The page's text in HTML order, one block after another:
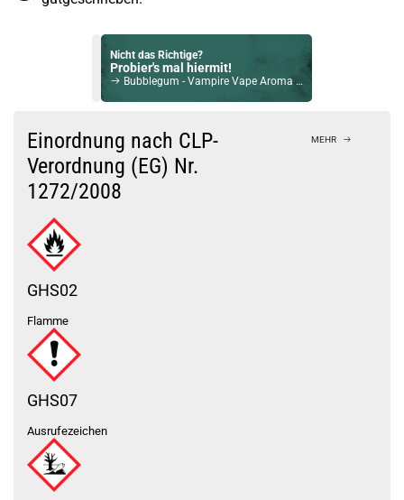
Nicht das Richtige?
Probier's mal hiermit!
Bubblegum - Vampire Vape Aroma 30ml
Check das mal!
Glazed Popcorn 12ml Bottlefill Aroma by Coffee Mill
Du willst Kröten sparen?
Schau mal hier!
Einordnung nach CLP-
Verordnung (EG) Nr.
1272/2008
MEHR
GHS02
Flamme
GHS07
Ausrufezeichen